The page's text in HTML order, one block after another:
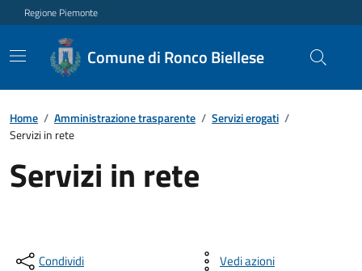
Regione Piemonte
Comune di Ronco Biellese
Home / Amministrazione trasparente / Servizi erogati /
Servizi in rete
Servizi in rete
Condividi Vedi azioni